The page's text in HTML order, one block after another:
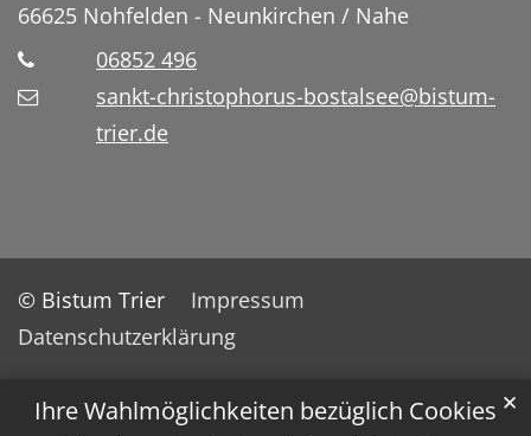
Ihre Wahlmöglichkeiten bezüglich Cookies ✕
66625 Nohfelden - Neunkirchen / Nahe
06852 496
sankt-christophorus-bostalsee@bistum-
trier.de
© Bistum Trier
Impressum
Datenschutzerklärung